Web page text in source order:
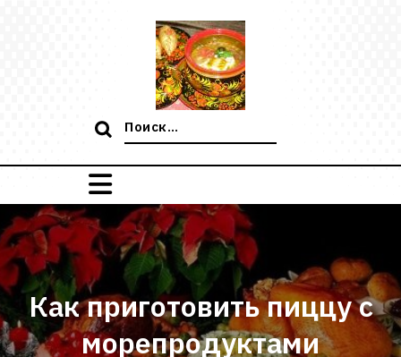
Поиск:
Как приготовить пиццу с
морепродуктами